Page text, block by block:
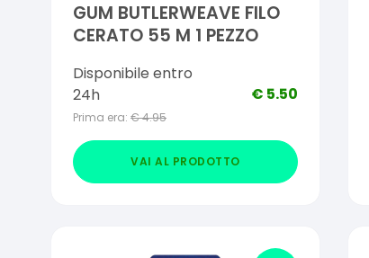
GUM BUTLERWEAVE FILO
CERATO 55 M 1 PEZZO
Disponibile entro
24h
Prima era: €4.95
€ 5.50
VAI AL PRODOTTO